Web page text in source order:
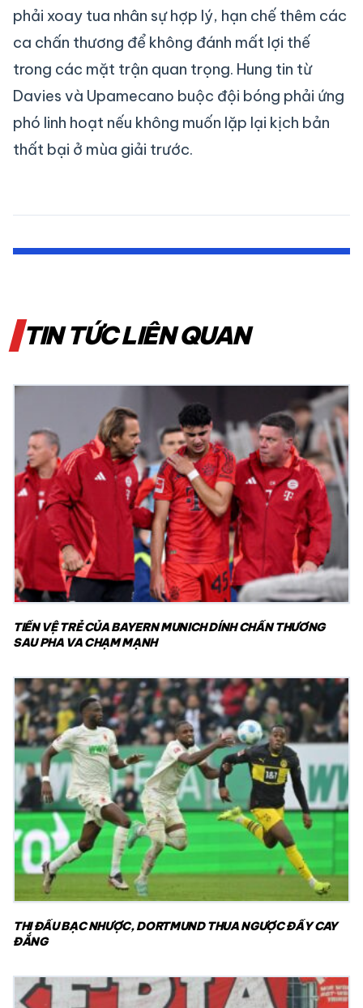
phải xoay tua nhân sự hợp lý, hạn chế thêm các
ca chấn thương để không đánh mất lợi thế
trong các mặt trận quan trọng. Hung tin từ
Davies và Upamecano buộc đội bóng phải ứng
phó linh hoạt nếu không muốn lặp lại kịch bản
thất bại ở mùa giải trước.
TIN TỨC LIÊN QUAN
TIỀN VỆ TRẺ CỦA BAYERN MUNICH DÍNH CHẤN THƯƠNG
SAU PHA VA CHẠM MẠNH
THI ĐẤU BẠC NHƯỢC, DORTMUND THUA NGƯỢC ĐẦY CAY
ĐẮNG